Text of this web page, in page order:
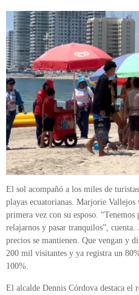
El sol acompañó a los miles de
playas ecuatorianas. Marjorie
primera vez con su esposo.
relajarnos y pasar tranquilos”,
precios se mantienen. Que vengan y
200 mil visitantes y ya registra un
100%.
El alcalde Dennis Córdova destaca el